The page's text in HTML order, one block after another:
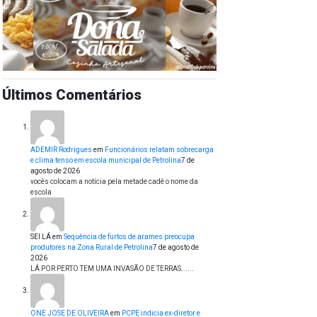
Últimos Comentários
ADEMIR Rodrigues em Funcionários relatam sobrecarga
e clima tenso em escola municipal de Petrolina7 de
agosto de 2026
vocês colocam a notícia pela metade cadê o nome da
escola
SEI LÁem Sequência de furtos de arames preocupa
produtores na Zona Rural de Petrolina7 de agosto de
2026
LÁ POR PERTO TEM UMA INVASÃO DE TERRAS......
ONE JOSE DE OLIVEIRAem PCPE indicia ex-diretor e